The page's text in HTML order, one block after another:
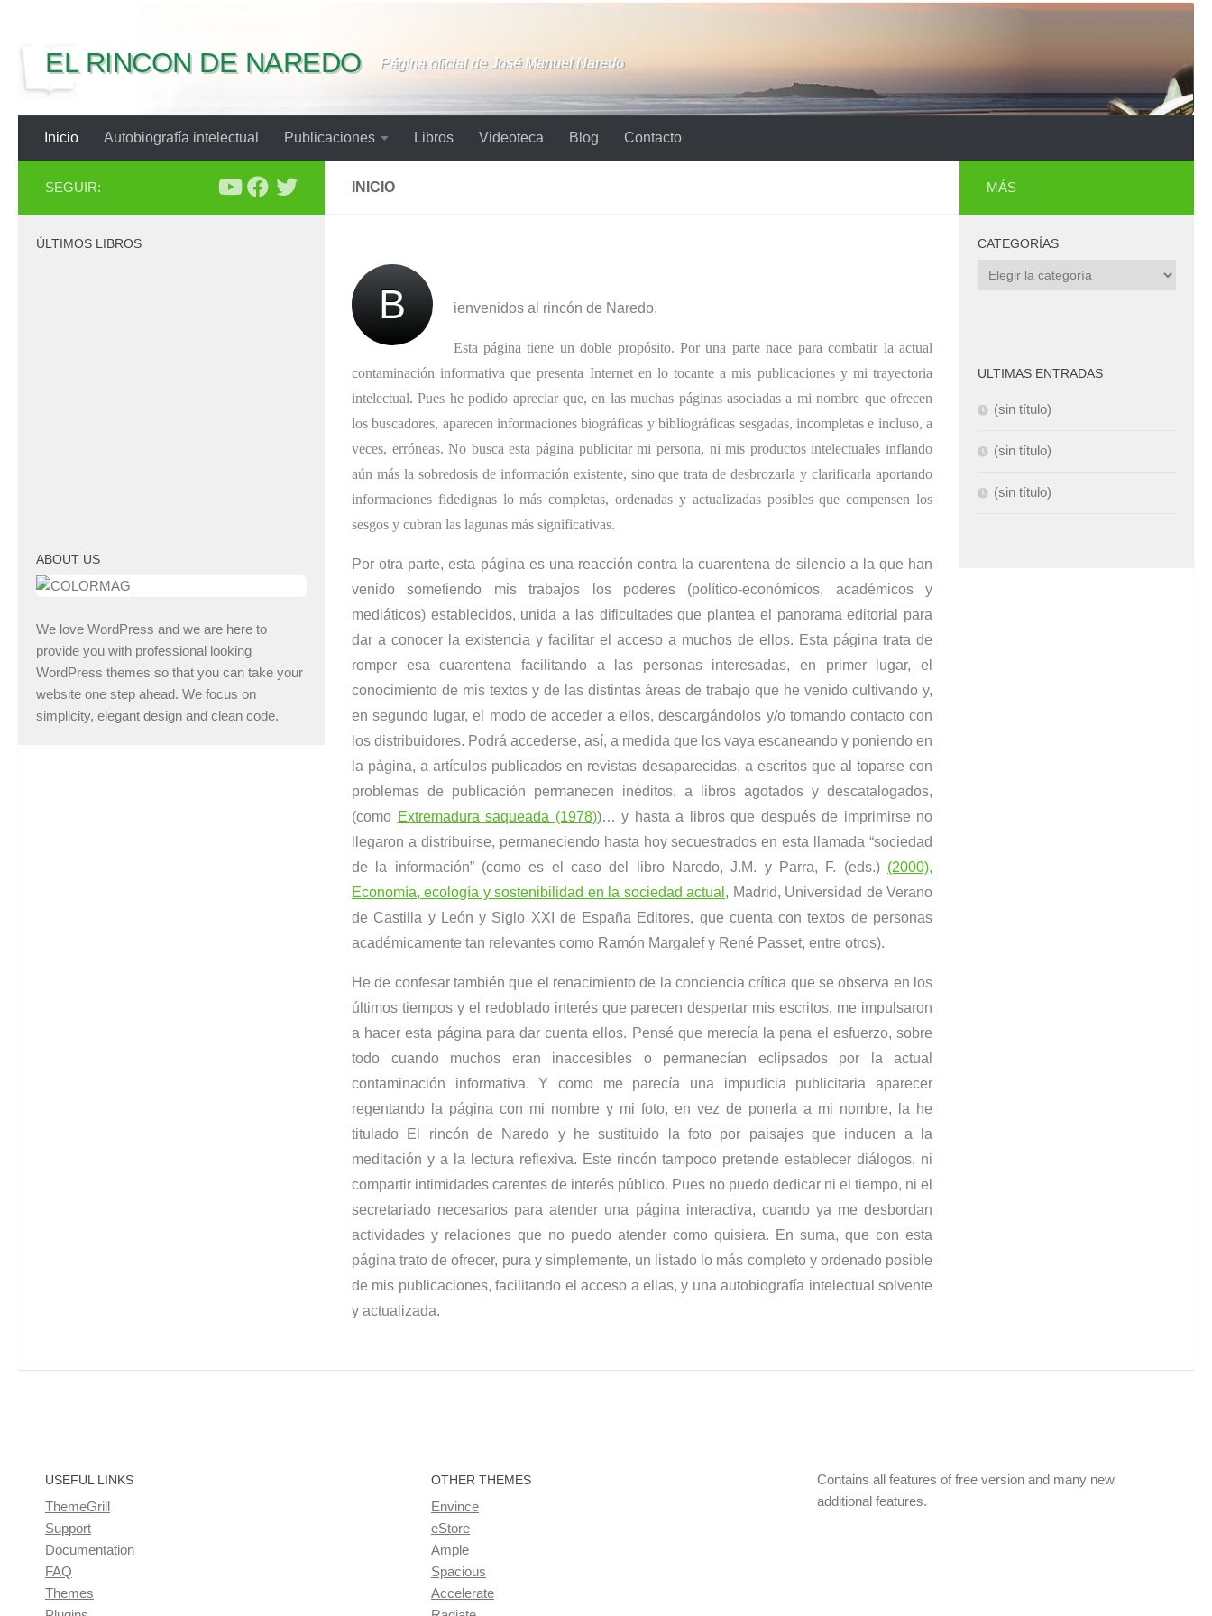
EL RINCON DE NAREDO Página oficial de José Manuel Naredo
Inicio Autobiografía intelectual Publicaciones Libros Videoteca Blog Contacto
INICIO
B ienvenidos al rincón de Naredo.
Esta página tiene un doble propósito. Por una parte nace para combatir la actual
contaminación informativa que presenta Internet en lo tocante a mis publicaciones y mi trayectoria
intelectual. Pues he podido apreciar que, en las muchas páginas asociadas a mi nombre que ofrecen
los buscadores, aparecen informaciones biográficas y bibliográficas sesgadas, incompletas e incluso, a
veces, erróneas. No busca esta página publicitar mi persona, ni mis productos intelectuales inflando
aún más la sobredosis de información existente, sino que trata de desbrozarla y clarificarla aportando
informaciones fidedignas lo más completas, ordenadas y actualizadas posibles que compensen los
sesgos y cubran las lagunas más significativas.
Por otra parte, esta página es una reacción contra la cuarentena de silencio a la que han
venido sometiendo mis trabajos los poderes (político-económicos, académicos y
mediáticos) establecidos, unida a las dificultades que plantea el panorama editorial para
dar a conocer la existencia y facilitar el acceso a muchos de ellos. Esta página trata de
romper esa cuarentena facilitando a las personas interesadas, en primer lugar, el
conocimiento de mis textos y de las distintas áreas de trabajo que he venido cultivando y,
en segundo lugar, el modo de acceder a ellos, descargándolos y/o tomando contacto con
los distribuidores. Podrá accederse, así, a medida que los vaya escaneando y poniendo en
la página, a artículos publicados en revistas desaparecidas, a escritos que al toparse con
problemas de publicación permanecen inéditos, a libros agotados y descatalogados,
(como Extremadura saqueada (1978))… y hasta a libros que después de imprimirse no
llegaron a distribuirse, permaneciendo hasta hoy secuestrados en esta llamada “sociedad
de la información” (como es el caso del libro Naredo, J.M. y Parra, F. (eds.) (2000),
Economía, ecología y sostenibilidad en la sociedad actual , Madrid, Universidad de Verano
de Castilla y León y Siglo XXI de España Editores, que cuenta con textos de personas
académicamente tan relevantes como Ramón Margalef y René Passet, entre otros).
He de confesar también que el renacimiento de la conciencia crítica que se observa en los
últimos tiempos y el redoblado interés que parecen despertar mis escritos, me impulsaron
a hacer esta página para dar cuenta ellos. Pensé que merecía la pena el esfuerzo, sobre
todo cuando muchos eran inaccesibles o permanecían eclipsados por la actual
contaminación informativa. Y como me parecía una impudicia publicitaria aparecer
regentando la página con mi nombre y mi foto, en vez de ponerla a mi nombre, la he
titulado
El rincón de Naredo y he sustituido la foto por paisajes que inducen a la
meditación y a la lectura reflexiva. Este rincón tampoco pretende establecer diálogos, ni
compartir intimidades carentes de interés público. Pues no puedo dedicar ni el tiempo, ni el
secretariado necesarios para atender una página interactiva, cuando ya me desbordan
actividades y relaciones que no puedo atender como quisiera. En suma, que con esta
página trato de ofrecer, pura y simplemente, un listado lo más completo y ordenado posible
de mis publicaciones, facilitando el acceso a ellas, y una autobiografía intelectual solvente
y actualizada.
SEGUIR:
ÚLTIMOS LIBROS
ABOUT US
We love WordPress and we are here to
provide you with professional looking
WordPress themes so that you can take your
website one step ahead. We focus on
simplicity, elegant design and clean code.
MÁS
CATEGORÍAS
Categorías
ULTIMAS ENTRADAS
(sin título)
(sin título)
(sin título)
USEFUL LINKS
ThemeGrill
Support
Documentation
FAQ
Themes
OTHER THEMES
Envince
eStore
Ample
Spacious
Accelerate
Contains all features of free version and many new
additional features.